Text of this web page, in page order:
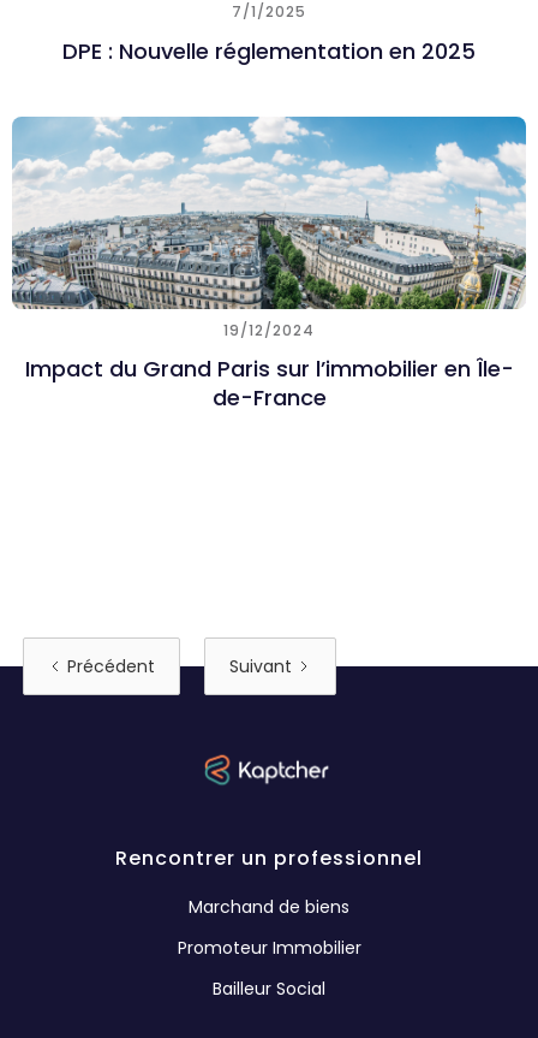
7/1/2025
DPE : Nouvelle réglementation en 2025
19/12/2024
Impact du Grand Paris sur l’immobilier en Île-
de-France
Précédent Suivant
Rencontrer un professionnel
Marchand de biens
Promoteur Immobilier
Bailleur Social